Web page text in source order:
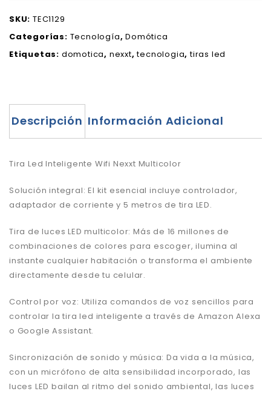
SKU: TEC1129
Categorías: Tecnología,Domótica
Etiquetas: domotica, nexxt,tecnologia,tiras led
Descripción Información Adicional
Tira Led Inteligente Wifi Nexxt Multicolor
Solución integral: El kit esencial incluye controlador,
adaptador de corriente y 5 metros de tira LED.
Tira de luces LED multicolor: Más de 16 millones de
combinaciones de colores para escoger, ilumina al
instante cualquier habitación o transforma el ambiente
directamente desde tu celular.
Control por voz: Utiliza comandos de voz sencillos para
controlar la tira led inteligente a través de Amazon Alexa
o Google Assistant.
Sincronización de sonido y música: Da vida a la música,
con un micrófono de alta sensibilidad incorporado, las
luces LED bailan al ritmo del sonido ambiental, las luces